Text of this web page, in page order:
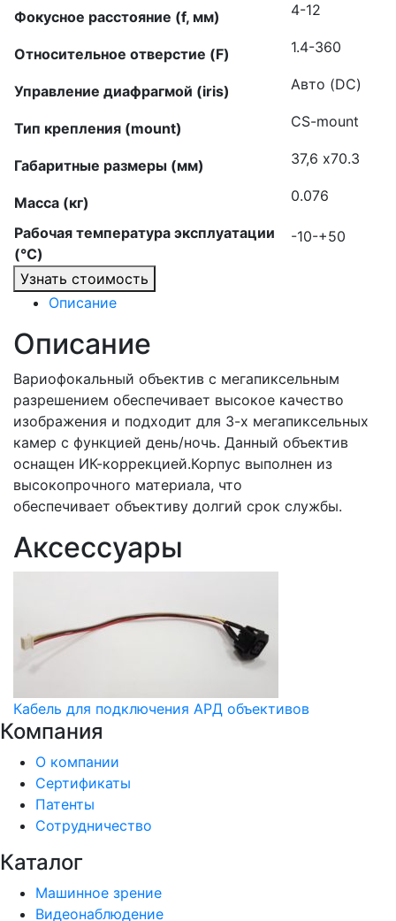
Фокусное расстояние (f, мм) 4-12
Относительное отверстие (F) 1.4-360
Управление диафрагмой (iris) Авто (DC)
Тип крепления (mount) CS-mount
Габаритные размеры (мм) 37,6 х70.3
Масса (кг) 0.076
Рабочая температура эксплуатации
(°C)
-10-+50
Узнать стоимость
Описание
Описание
Вариофокальный объектив с мегапиксельным
разрешением обеспечивает высокое качество
изображения и подходит для 3-х мегапиксельных
камер с функцией день/ночь. Данный объектив
оснащен ИК-коррекцией.Корпус выполнен из
высокопрочного материала, что
обеспечивает объективу долгий срок службы.
Аксессуары
Кабель для подключения АРД объективов
Компания
О компании
Сертификаты
Патенты
Сотрудничество
Каталог
Машинное зрение
Видеонаблюдение